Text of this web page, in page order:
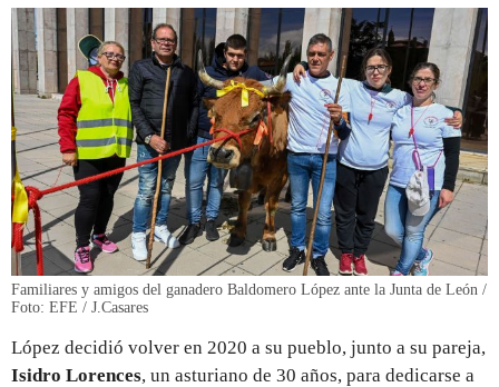
Familiares y amigos del ganadero Baldomero López ante la Junta de León /
Foto: EFE / J.Casares
López decidió volver en 2020 a su pueblo, junto a su pareja,
Isidro Lorences, un asturiano de 30 años, para dedicarse a